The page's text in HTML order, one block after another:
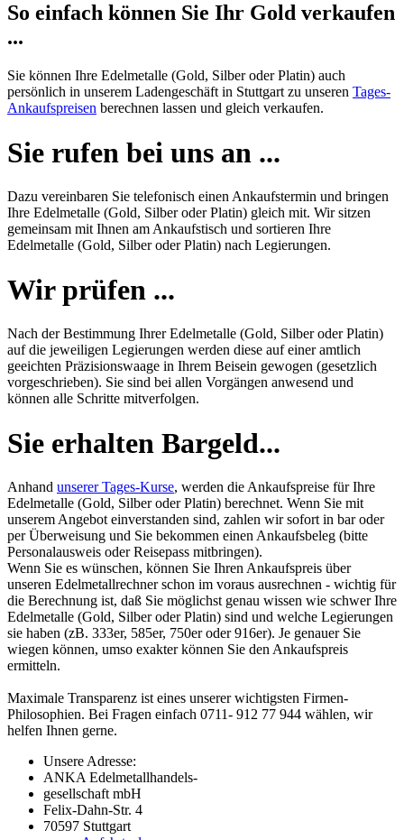
So einfach können Sie Ihr Gold verkaufen
...
Sie können Ihre Edelmetalle (Gold, Silber oder Platin) auch
persönlich in unserem Ladengeschäft in Stuttgart zu unseren Tages-
Ankaufspreisen berechnen lassen und gleich verkaufen.
Sie rufen bei uns an ...
Dazu vereinbaren Sie telefonisch einen Ankaufstermin und bringen
Ihre Edelmetalle (Gold, Silber oder Platin) gleich mit. Wir sitzen
gemeinsam mit Ihnen am Ankaufstisch und sortieren Ihre
Edelmetalle (Gold, Silber oder Platin) nach Legierungen.
Wir prüfen ...
Nach der Bestimmung Ihrer Edelmetalle (Gold, Silber oder Platin)
auf die jeweiligen Legierungen werden diese auf einer amtlich
geeichten Präzisionswaage in Ihrem Beisein gewogen (gesetzlich
vorgeschrieben). Sie sind bei allen Vorgängen anwesend und
können alle Schritte mitverfolgen.
Sie erhalten Bargeld...
Anhand unserer Tages-Kurse, werden die Ankaufspreise für Ihre
Edelmetalle (Gold, Silber oder Platin) berechnet. Wenn Sie mit
unserem Angebot einverstanden sind, zahlen wir sofort in bar oder
per Überweisung und Sie bekommen einen Ankaufsbeleg (bitte
Personalausweis oder Reisepass mitbringen).
Wenn Sie es wünschen, können Sie Ihren Ankaufspreis über
unseren Edelmetallrechnerschon im voraus ausrechnen - wichtig für
die Berechnung ist, daß Sie möglichst genau wissen wie schwer Ihre
Edelmetalle (Gold, Silber oder Platin) sind und welche Legierungen
sie haben (zB. 333er, 585er, 750er oder 916er). Je genauer Sie
wiegen können, umso exakter können Sie den Ankaufspreis
ermitteln.
Maximale Transparenz ist eines unserer wichtigsten Firmen-
Philosophien. Bei Fragen einfach 0711- 912 77 944 wählen, wir
helfen Ihnen gerne.
Unsere Adresse:
ANKA Edelmetallhandels-
gesellschaft mbH
Felix-Dahn-Str. 4
70597 Stuttgart